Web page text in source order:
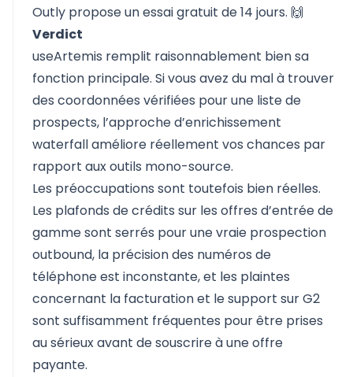
Outly propose unessai gratuit de 14 jours. 🙌
Verdict
useArtemis remplit raisonnablement bien sa
fonction principale. Si vous avez du mal à trouver
des coordonnées vérifiées pour une liste de
prospects, l’approche d’enrichissement
waterfall améliore réellement vos chances par
rapport aux outils mono-source.
Les préoccupations sont toutefois bien réelles.
Les plafonds de crédits sur les offres d’entrée de
gamme sont serrés pour une vraie prospection
outbound, la précision des numéros de
téléphone est inconstante, et les plaintes
concernant la facturation et le support sur G2
sont suffisamment fréquentes pour être prises
au sérieux avant de souscrire à une offre
payante.